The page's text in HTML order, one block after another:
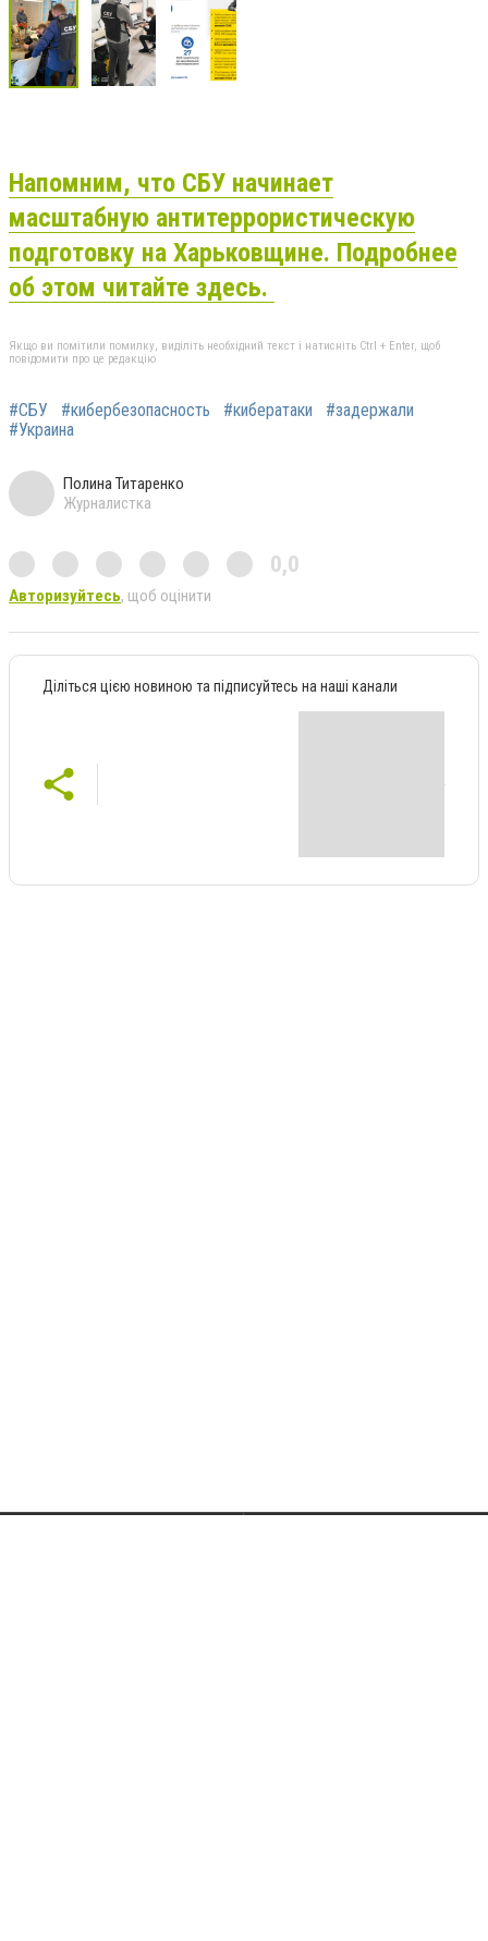
Напомним, что СБУ начинает
масштабную антитеррористическую
подготовку на Харьковщине. Подробнее
об этом читайте здесь.
Якщо ви помітили помилку, виділіть необхідний текст і натисніть Ctrl + Enter, щоб
повідомити про це редакцію
#СБУ #кибербезопасность #кибератаки
#задержали
#Украина
Полина Титаренко
Журналистка
0,0
Авторизуйтесь, щоб оцінити
Діліться цією новиною та підписуйтесь на наші канали